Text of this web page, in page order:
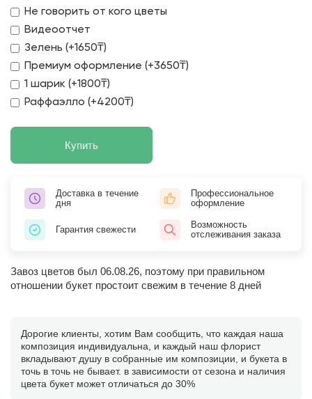
Не говорить от кого цветы
Видеоотчет
Зелень (+1650₸)
Премиум оформление (+3650₸)
1 шарик (+1800₸)
Раффаэлло (+4200₸)
Купить
Доставка в течение
дня
Профессиональное
оформление
Гарантия свежести
Возможность
отслеживания заказа
Завоз цветов был 06.08.26, поэтому при правильном
отношении букет простоит свежим в течение 8 дней
Дорогие клиенты, хотим Вам сообщить, что каждая наша
композиция индивидуальна, и каждый наш флорист
вкладывают душу в собранные им композиции, и букета в
точь в точь не бывает. в зависимости от сезона и наличия
цвета букет может отличаться до 30%